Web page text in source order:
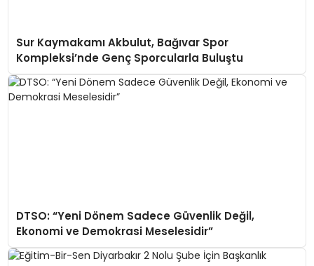
Sur Kaymakamı Akbulut, Bağıvar Spor
Kompleksi’nde Genç Sporcularla Buluştu
DTSO: “Yeni Dönem Sadece Güvenlik Değil,
Ekonomi ve Demokrasi Meselesidir”